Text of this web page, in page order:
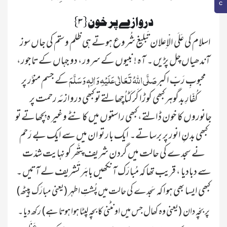
{۳} دروازے پر خون
اسلام کی عَلَی الْاِعلان تَبلیغ شُروع ہوتے ہی ظلم وستم کی جاں سوز
آندھیاں چل پڑیں ۔ آہ ! نبیوں کے سرور، دو جہاں کے تاجور،
محبوبِ رَبِّ اکبرصَلَّی اللہُ تَعَالٰی عَلَیْہِ وَاٰلِہٖ وَسَلَّمَکے جسم منوَّر پر
کُفّارِ بدگوہر کبھی کوڑا کَرکَٹاُچھالتے تو کبھی دروازئہ رحمت پر
جانوروں کا خون ڈالتے، کبھی راستوں میں کانٹے وغیر ہ بِچھاتے تو
کبھی بدنِ انور پر برساتے۔ ایک بار تو ان میں سے ایک بے رَحم
نے سجدے کی حالت میں گردن شریف پتَّھر کو نہایت شدّت
سے دبادیا ، قریب تھا کہ مُبارَک آنکھیں باہَر تَشریف لے آتیں ۔
کبھی ایسا بھی ہوا کہسَجدے کی حالت میں پُشتِ اطہر (یعنی مبارَک پیٹھ)
پر بچّہ دان (یعنی وہ کھال جس میں اونٹنی کا بچہ لپٹا ہوا ہوتا ہے) رکھ دیا ۔